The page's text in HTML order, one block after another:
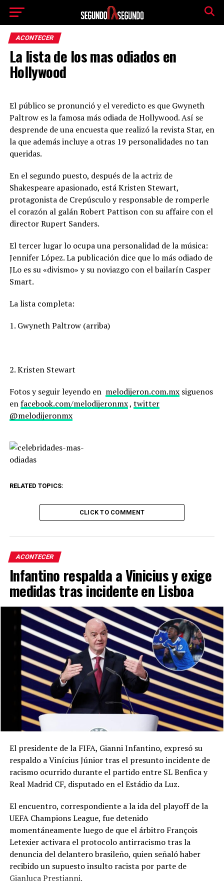
ACONTECER
La lista de los mas odiados en
Hollywood
El público se pronunció y el veredicto es que Gwyneth
Paltrow es la famosa más odiada de Hollywood. Así se
desprende de una encuesta que realizó la revista Star, en
la que además incluye a otras 19 personalidades no tan
queridas.
En el segundo puesto, después de la actriz de
Shakespeare apasionado, está Kristen Stewart,
protagonista de Crepúsculo y responsable de romperle
el corazón al galán Robert Pattison con su affaire con el
director Rupert Sanders.
El tercer lugar lo ocupa una personalidad de la música:
Jennifer López. La publicación dice que lo más odiado de
JLo es su «divismo» y su noviazgo con el bailarín Casper
Smart.
La lista completa:
1. Gwyneth Paltrow (arriba)
2. Kristen Stewart
Fotos y seguir leyendo en melodijeron.com.mxsiguenos
enfacebook.com/melodijeronmx, twitter
@melodijeronmx
RELATED TOPICS:
CLICK TO COMMENT
ACONTECER
Infantino respalda a Vinicius y exige
medidas tras incidente en Lisboa
El presidente de la FIFA, Gianni Infantino, expresó su
respaldo a Vinícius Júnior tras el presunto incidente de
racismo ocurrido durante el partido entre SL Benfica y
Real Madrid CF, disputado en el Estádio da Luz.
El encuentro, correspondiente a la ida del playoff de la
UEFA Champions League, fue detenido
momentáneamente luego de que el árbitro François
Letexier activara el protocolo antirracismo tras la
denuncia del delantero brasileño, quien señaló haber
recibido un supuesto insulto racista por parte de
Gianluca Prestianni.